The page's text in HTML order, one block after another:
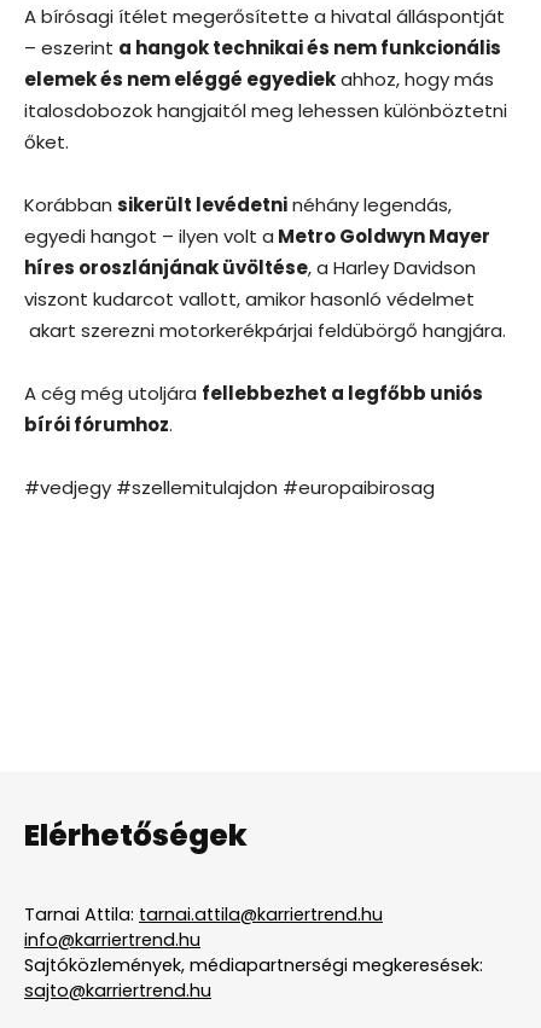
A bírósagi ítélet megerősítette a hivatal álláspontját
– eszerint a hangok technikai és nem funkcionális
elemek és nem eléggé egyediekahhoz, hogy más
italosdobozok hangjaitól meg lehessen különböztetni
őket.
Korábban sikerült levédetninéhány legendás,
egyedi hangot – ilyen volt a Metro Goldwyn Mayer
híres oroszlánjának üvöltése, a Harley Davidson
viszont kudarcot vallott, amikor hasonló védelmet
akart szerezni motorkerékpárjai feldübörgő hangjára.
A cég még utoljára fellebbezhet a legfőbb uniós
bírói fórumhoz.
#vedjegy #szellemitulajdon #europaibirosag
Elérhetőségek
Tarnai Attila: tarnai.attila@karriertrend.hu
info@karriertrend.hu
Sajtóközlemények, médiapartnerségi megkeresések:
sajto@karriertrend.hu